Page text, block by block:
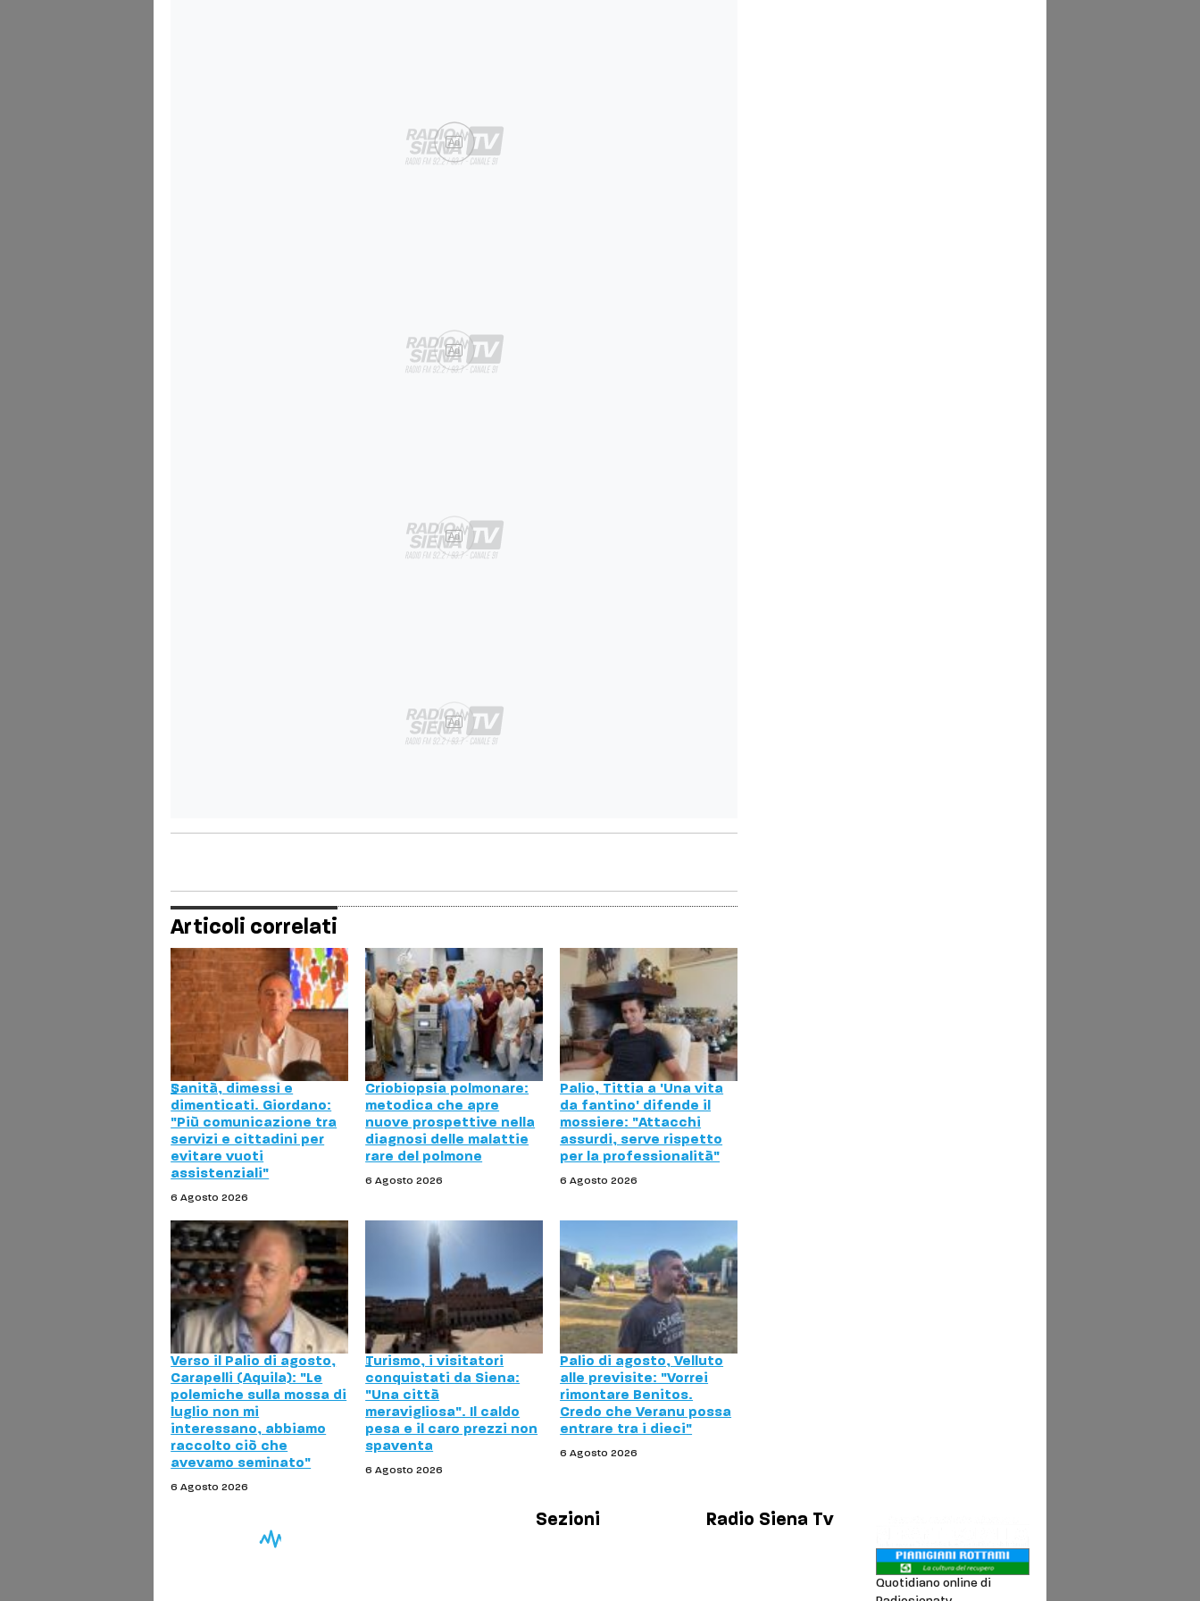
Ad
Ad
Ad
Ad
Articoli correlati
Sanità, dimessi e
dimenticati. Giordano:
"Più comunicazione tra
servizi e cittadini per
evitare vuoti
assistenziali"
6 Agosto 2026
Criobiopsia polmonare:
metodica che apre
nuove prospettive nella
diagnosi delle malattie
rare del polmone
6 Agosto 2026
Palio, Tittia a 'Una vita
da fantino' difende il
mossiere: "Attacchi
assurdi, serve rispetto
per la professionalità"
6 Agosto 2026
Verso il Palio di agosto,
Carapelli (Aquila): "Le
polemiche sulla mossa di
luglio non mi
interessano, abbiamo
raccolto ciò che
avevamo seminato"
6 Agosto 2026
Turismo, i visitatori
conquistati da Siena:
"Una città
meravigliosa". Il caldo
pesa e il caro prezzi non
spaventa
6 Agosto 2026
Palio di agosto, Velluto
alle previsite: "Vorrei
rimontare Benitos.
Credo che Veranu possa
entrare tra i dieci"
6 Agosto 2026
Sezioni Radio Siena Tv
Quotidiano online di